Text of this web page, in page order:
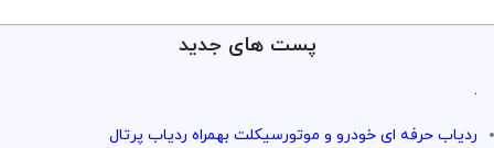
پست های جدید
.
ردیاب حرفه ای خودرو و موتورسیکلت بهمراه ردیاب پرتال